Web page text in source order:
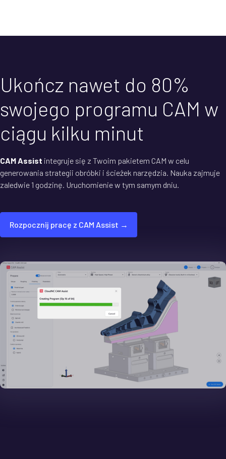
Ukończ nawet do 80%
swojego programu CAM w
ciągu kilku minut
CAM Assist integruje się z Twoim pakietem CAM w celu
generowania strategii obróbki i ścieżek narzędzia. Nauka zajmuje
zaledwie 1 godzinę. Uruchomienie w tym samym dniu.
Rozpocznij pracę z CAM Assist →